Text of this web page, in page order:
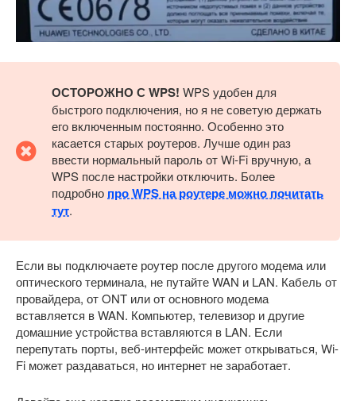
ОСТОРОЖНО С WPS! WPS удобен для
быстрого подключения, но я не советую держать
его включенным постоянно. Особенно это
касается старых роутеров. Лучше один раз
ввести нормальный пароль от Wi-Fi вручную, а
WPS после настройки отключить. Более
подробно про WPS на роутере можно почитать
тут.
Если вы подключаете роутер после другого модема или
оптического терминала, не путайте WAN и LAN. Кабель от
провайдера, от ONT или от основного модема
вставляется в WAN. Компьютер, телевизор и другие
домашние устройства вставляются в LAN. Если
перепутать порты, веб-интерфейс может открываться, Wi-
Fi может раздаваться, но интернет не заработает.